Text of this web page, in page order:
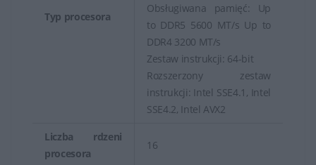
Typ procesora
Obsługiwana pamięć: Up
to DDR5 5600 MT/s Up to
DDR4 3200 MT/s
Zestaw instrukcji: 64-bit
Rozszerzony zestaw
instrukcji: Intel SSE4.1, Intel
SSE4.2, Intel AVX2
Liczba rdzeni
procesora
16